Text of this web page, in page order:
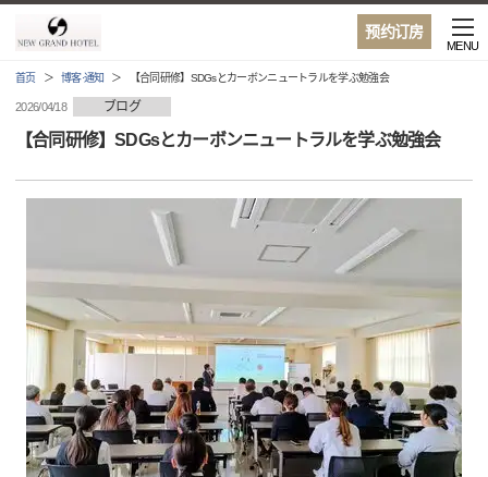
预约订房
MENU
首页 博客·通知 【合同研修】SDGsとカーボンニュートラルを学ぶ勉強会
2026/04/18 ブログ
【合同研修】SDGsとカーボンニュートラルを学ぶ勉強会